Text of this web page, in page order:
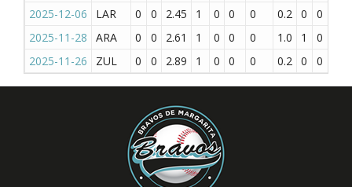
2025-12-06
LAR 0 0 2.45 1 0 0 0 0.2 0 0
2025-11-28
ARA 0 0 2.61 1 0 0 0 1.0 1 0
2025-11-26
ZUL 0 0 2.89 1 0 0 0 0.2 0 0